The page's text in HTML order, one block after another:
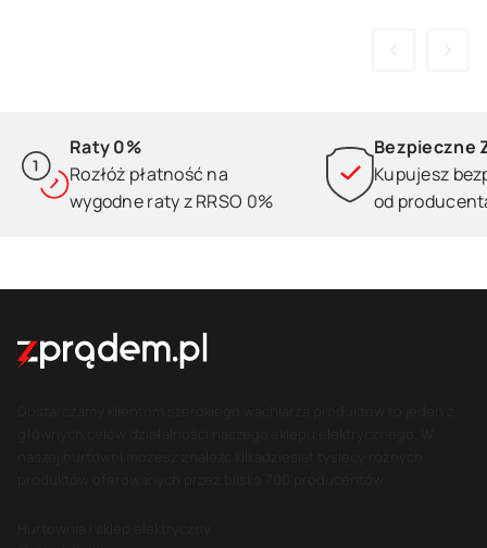
Raty 0%
Rozłóż płatność na
wygodne raty z RRSO 0%
Bezpieczne
Kupujesz
od